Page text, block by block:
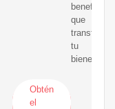
beneficios
que
tu
bienestar.
Obtén
el